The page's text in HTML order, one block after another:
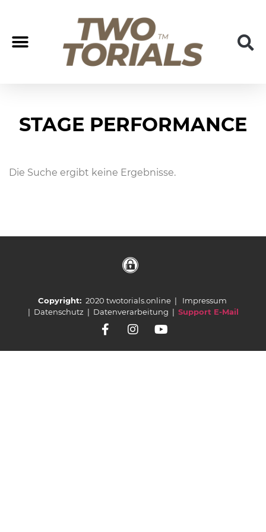
STAGE PERFORMANCE
Die Suche ergibt keine Ergebnisse.
Copyright: 2020 twotorials.online | Impressum
| Datenschutz | Datenverarbeitung | Support E-Mail